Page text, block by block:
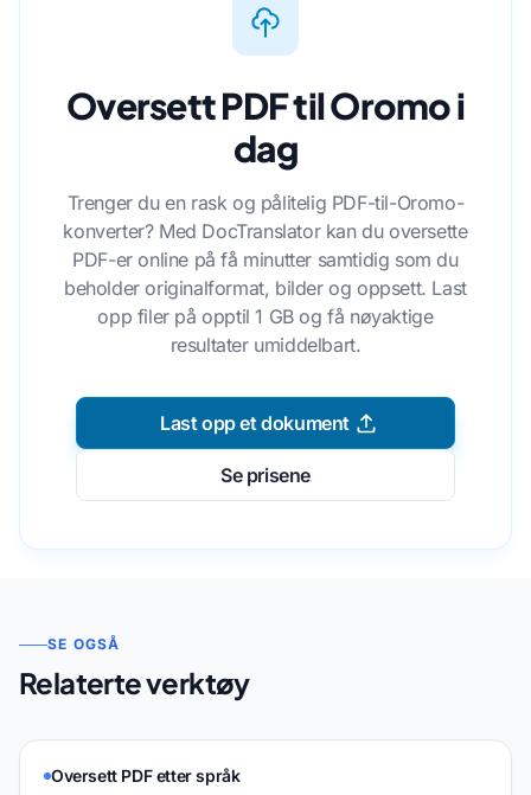
Oversett PDF til Oromo i
dag
Trenger du en rask og pålitelig PDF-til-Oromo-
konverter? Med DocTranslator kan du oversette
PDF-er online på få minutter samtidig som du
beholder originalformat, bilder og oppsett. Last
opp filer på opptil 1 GB og få nøyaktige
resultater umiddelbart.
Last opp et dokument
Se prisene
SE OGSÅ
Relaterte verktøy
Oversett PDF etter språk